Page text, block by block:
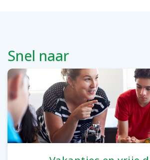
Snel naar